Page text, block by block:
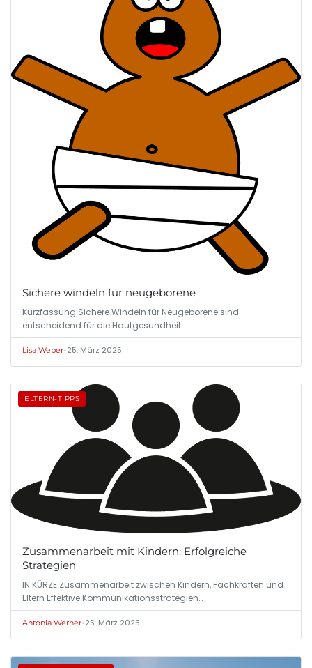
Sichere windeln für neugeborene
Kurzfassung Sichere Windeln für Neugeborene sind
entscheidend für die Hautgesundheit.
Lisa Weber•25. März 2025
ELTERN-TIPPS
Zusammenarbeit mit Kindern: Erfolgreiche
Strategien
IN KÜRZE Zusammenarbeit zwischen Kindern, Fachkräften und
Eltern Effektive Kommunikationsstrategien…
Antonia Werner•25. März 2025